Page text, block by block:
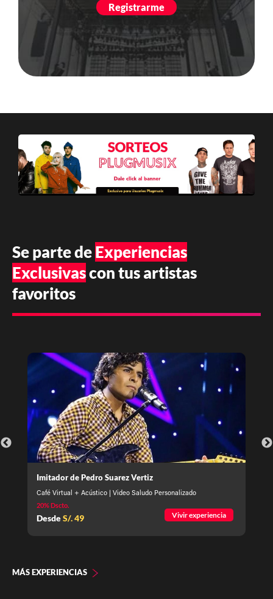
Registrarme
Se parte deExperiencias
Exclusivascon tus artistas
favoritos
Imitador de Pedro Suarez Vertiz
Café Virtual + Acústico | Video Saludo Personalizado
20% Dscto.
DesdeS/.49 Vivir experiencia
MÁS EXPERIENCIAS